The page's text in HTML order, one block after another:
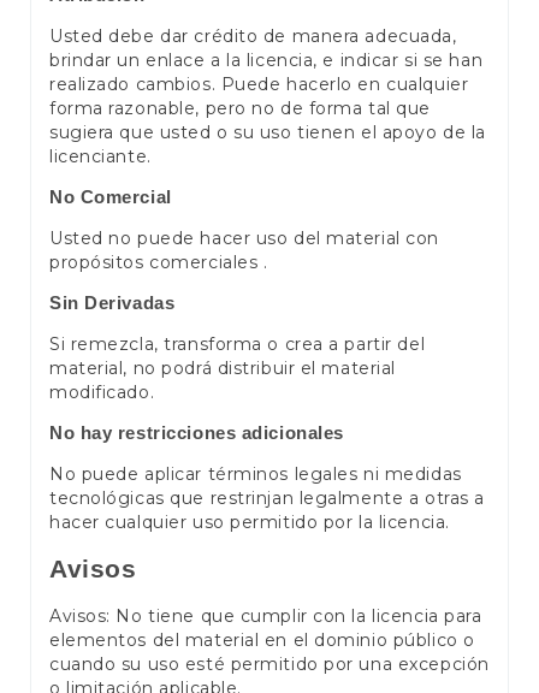
Usted debe dar crédito de manera adecuada,
brindar un enlace a la licencia, e indicar si se han
realizado cambios. Puede hacerlo en cualquier
forma razonable, pero no de forma tal que
sugiera que usted o su uso tienen el apoyo de la
licenciante.
No Comercial
Usted no puede hacer uso del material con
propósitos comerciales .
Sin Derivadas
Si remezcla, transforma o crea a partir del
material, no podrá distribuir el material
modificado.
No hay restricciones adicionales
No puede aplicar términos legales ni medidas
tecnológicas que restrinjan legalmente a otras a
hacer cualquier uso permitido por la licencia.
Avisos
Avisos: No tiene que cumplir con la licencia para
elementos del material en el dominio público o
cuando su uso esté permitido por una excepción
o limitación aplicable.